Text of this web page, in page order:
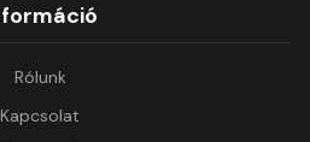
Rólunk
Kapcsolat